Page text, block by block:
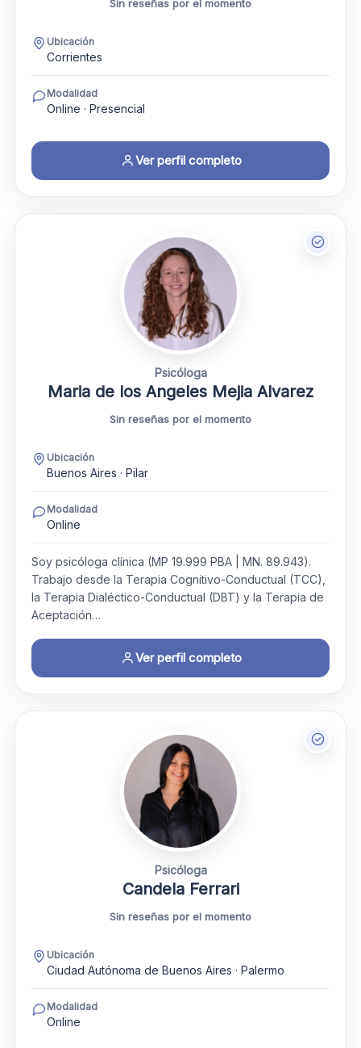
Sin reseñas por el momento
Ubicación
Corrientes
Modalidad
Online · Presencial
Ver perfil completo
Psicóloga
Maria de los Angeles Mejia Alvarez
Sin reseñas por el momento
Ubicación
Buenos Aires · Pilar
Modalidad
Online
Soy psicóloga clínica (MP 19.999 PBA | MN. 89.943).
Trabajo desde la Terapia Cognitivo-Conductual (TCC),
la Terapia Dialéctico-Conductual (DBT) y la Terapia de
Aceptación…
Ver perfil completo
Psicóloga
Candela Ferrari
Sin reseñas por el momento
Ubicación
Ciudad Autónoma de Buenos Aires · Palermo
Modalidad
Online